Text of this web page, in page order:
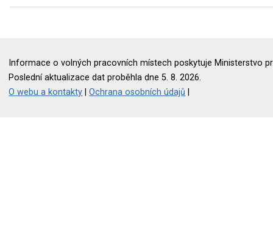
Informace o volných pracovních místech poskytuje Ministerstvo
Poslední aktualizace dat proběhla dne 5. 8. 2026.
O webu a kontakty |Ochrana osobních údajů